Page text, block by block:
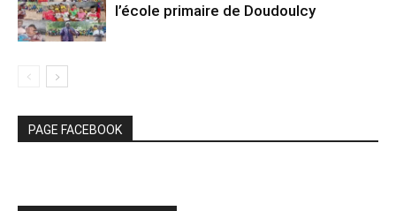
l’école primaire de Doudoulcy
PAGE FACEBOOK